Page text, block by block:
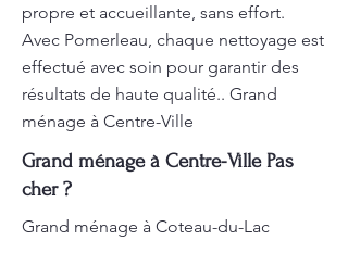
propre et accueillante, sans effort.
Avec Pomerleau, chaque nettoyage est
effectué avec soin pour garantir des
résultats de haute qualité.. Grand
ménage à Centre-Ville
Grand ménage à Centre-Ville Pas
cher ?
Grand ménage à Coteau-du-Lac